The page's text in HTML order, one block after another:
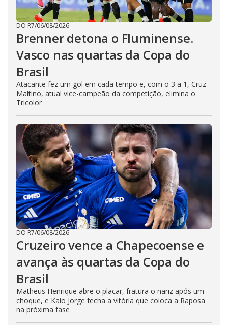
DO R7/06/08/2026
Brenner detona o Fluminense.
Vasco nas quartas da Copa do
Brasil
Atacante fez um gol em cada tempo e, com o 3 a 1, Cruz-
Maltino, atual vice-campeão da competição, elimina o
Tricolor
DO R7/06/08/2026
Cruzeiro vence a Chapecoense e
avança às quartas da Copa do
Brasil
Matheus Henrique abre o placar, fratura o nariz após um
choque, e Kaio Jorge fecha a vitória que coloca a Raposa
na próxima fase